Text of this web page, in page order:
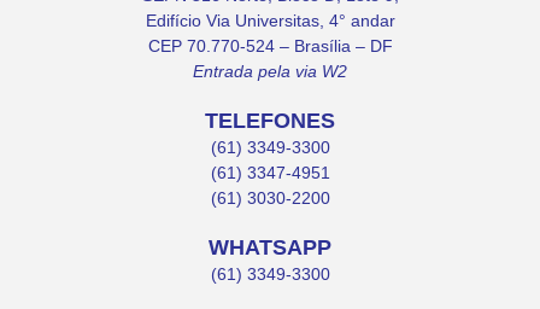
Edifício Via Universitas, 4° andar
CEP 70.770-524 – Brasília – DF
Entrada pela via W2
TELEFONES
(61) 3349-3300
(61) 3347-4951
(61) 3030-2200
WHATSAPP
(61) 3349-3300